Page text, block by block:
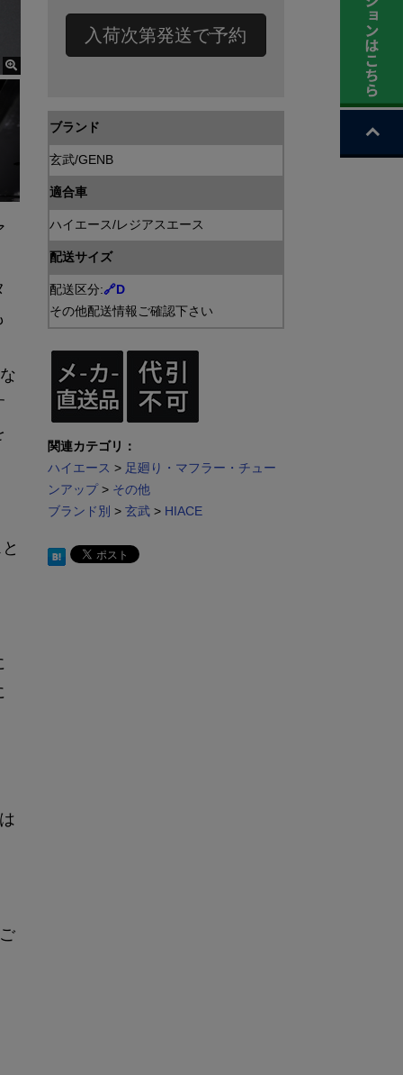
入荷次第発送で予約
ブランド
玄武/GENB
適合車
ハイエース/レジアスエース
配送サイズ
配送区分:🔗D
その他配送情報ご確認下さい
関連カテゴリ：
ハイエース > 足廻り・マフラー・チュー
ンアップ> その他
ブランド別 > 玄武> HIACE